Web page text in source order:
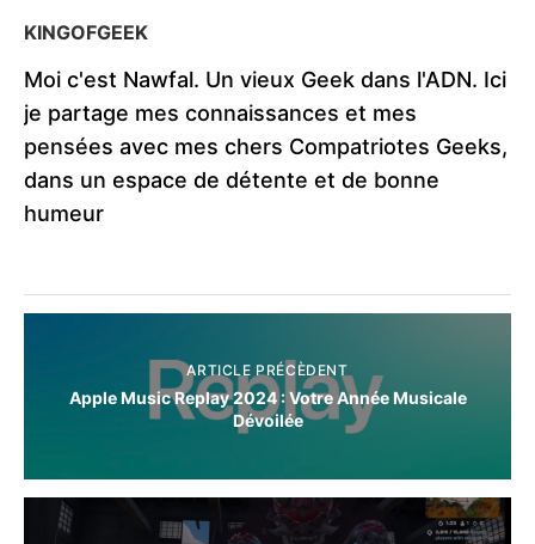
KINGOFGEEK
Moi c'est Nawfal. Un vieux Geek dans l'ADN. Ici
je partage mes connaissances et mes
pensées avec mes chers Compatriotes Geeks,
dans un espace de détente et de bonne
humeur
ARTICLE PRÉCÈDENT
Apple Music Replay 2024 : Votre Année Musicale
Dévoilée